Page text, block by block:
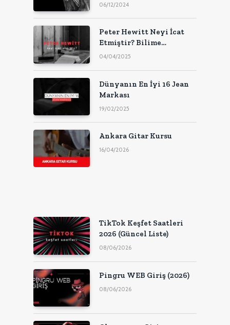
06/12/2024
Peter Hewitt Neyi İcat
Etmiştir? Bilime
Katkıları
04/04/2025
Dünyanın En İyi 16 Jean
Markası
19/02/2025
Ankara Gitar Kursu
16/04/2026
TikTok Keşfet Saatleri
2026 (Güncel Liste)
08/06/2026
Pingru WEB Giriş (2026)
08/06/2026